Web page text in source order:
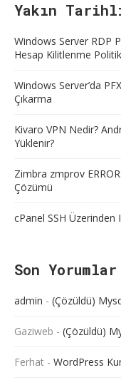
Yakın
Windows Server RDP
Hesap Kilitlenme
Windows Server’da
Çıkarma
Kivaro VPN Nedir?
Yüklenir?
Zimbra zmprov
Çözümü
cPanel SSH Üzerinden
Son Yorumlar
admin - (Çözüldü)
Gaziweb - (Çözüldü)
Ferhat - WordPress